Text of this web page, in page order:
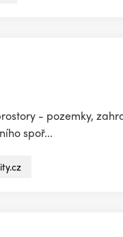
- pozemky,
spoř...